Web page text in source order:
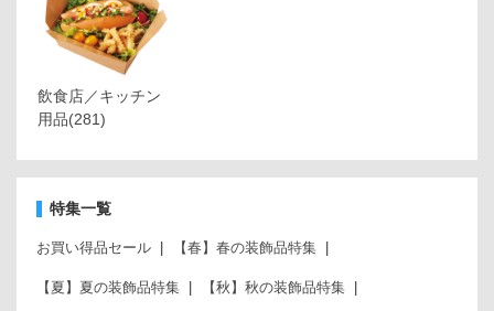
飲食店／キッチン
用品(281)
特集一覧
お買い得品セール 【春】春の装飾品特集
【夏】夏の装飾品特集 【秋】秋の装飾品特集